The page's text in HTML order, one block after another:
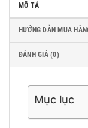
MÔ TẢ
HƯỚNG DẪN MUA
ĐÁNH GIÁ (0)
Mục lục